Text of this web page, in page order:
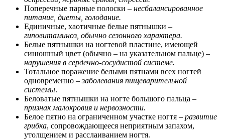
Поперечные парные полоски – несбалансированное
питание, диеты, голодание.
Единичные, хаотичные белые пятнышки –
гиповитаминоз, обычно сезонного характера.
Белые пятнышки на ногтевой пластине, имеющей
синюшный цвет (обычно – на указательном пальце) –
нарушения в сердечно-сосудистой системе.
Тотальное поражение белыми пятнами всех ногтей
одновременно –заболевания пищеварительной
системы.
Беловатые пятнышки на ногте большого пальца –
признак малокровия и нервозности.
Белое пятно на ограниченном участке ногтя – развитие
грибка, сопровождающееся неприятным запахом,
утолщением и расслаиванием ногтя.